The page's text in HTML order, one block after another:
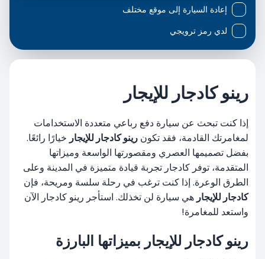
إعادة السيارة إلى موقع مختلف
لدي رمز ترويجي
رينو كادجار للإيجار
إذا كنت تبحث عن سيارة دفع رباعي متعددة الاستخدامات
لمغامرتك القادمة، فقد تكون رينو كادجار للإيجار خيارًا رائعًا.
بفضل تصميمها العصري ومقصورتها الواسعة وميزاتها
المتقدمة، توفر كادجار تجربة قيادة متميزة في المدينة وعلى
الطرق الوعرة. إذا كنت ترغب في رحلة سلسة ومريحة، فإن
كادجار للإيجار هي سيارة لن تخذلك. استأجر رينو كادجار الآن
واستعد للمغامرة!
رينو كادجار للإيجار بميزاتها البارزة